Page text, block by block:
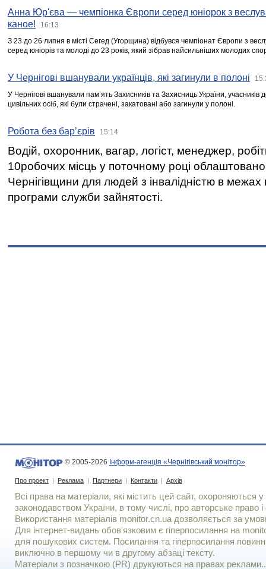
Анна Юр'єва — чемпіонка Європи серед юніорок з
каное!
16:13
З 23 до 26 липня в місті Сегед (Угорщина) відбувся чемпіонат Європи з
серед юніорів та молоді до 23 років, який зібрав найсильніших молодих
У Чернігові вшанували українців, які загинули в полоні
У Чернігові вшанували пам’ять Захисників та Захисниць України,
цивільних осіб, які були страчені, закатовані або загинули у полоні.
Робота без бар’єрів 15:14
Водій, охоронник, вагар, логіст, менеджер,
10робочих місць у поточному році
Чернігівщини для людей з інвалідністю в межах
програми служби зайнятості.
© 2005-2026 Інформ-агенція «Чернігівський монітор»
Про проект | Реклама | Партнери | Контакти | Архів
Всі права на матеріали, які містить цей сайт, охороняються у
законодавством України, в тому числі, про авторське право і
Використання матерiалiв monitor.cn.ua дозволяється за
Для iнтернет-видань обов'язковим є гiперпосилання на
для пошукових систем. Посилання та гіперпосилання
виключно в першому чи в другому абзаці тексту.
Матеріали з позначкою (PR) друкуються на правах реклами..